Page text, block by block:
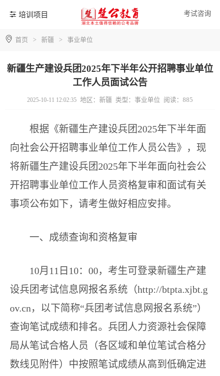
培训项目 考试咨询
首页 > 新疆 > 事业单位
新疆生产建设兵团2025年下半年公开招聘事业单位
工作人员面试公告
2025-10-11 12:02:35 地区：新疆 类型：事业单位 阅读：885
根据《新疆生产建设兵团2025年下半年面
向社会公开招聘事业单位工作人员公告》，现
将新疆生产建设兵团2025年下半年面向社会公
开招聘事业单位工作人员资格复审和面试有关
事项公布如下，请考生做好相应安排。
一、成绩查询和资格复审
10月11日10：00，考生可登录新疆生产建
设兵团考试信息网报名系统（http://btpta.xjbt.g
ov.cn，以下简称“兵团考试信息网报名系统”）
查询笔试成绩和排名。兵团人力资源社会保障
局从笔试合格人员（各区域和单位笔试合格分
数线见附件）中按照笔试成绩从高到低确定进